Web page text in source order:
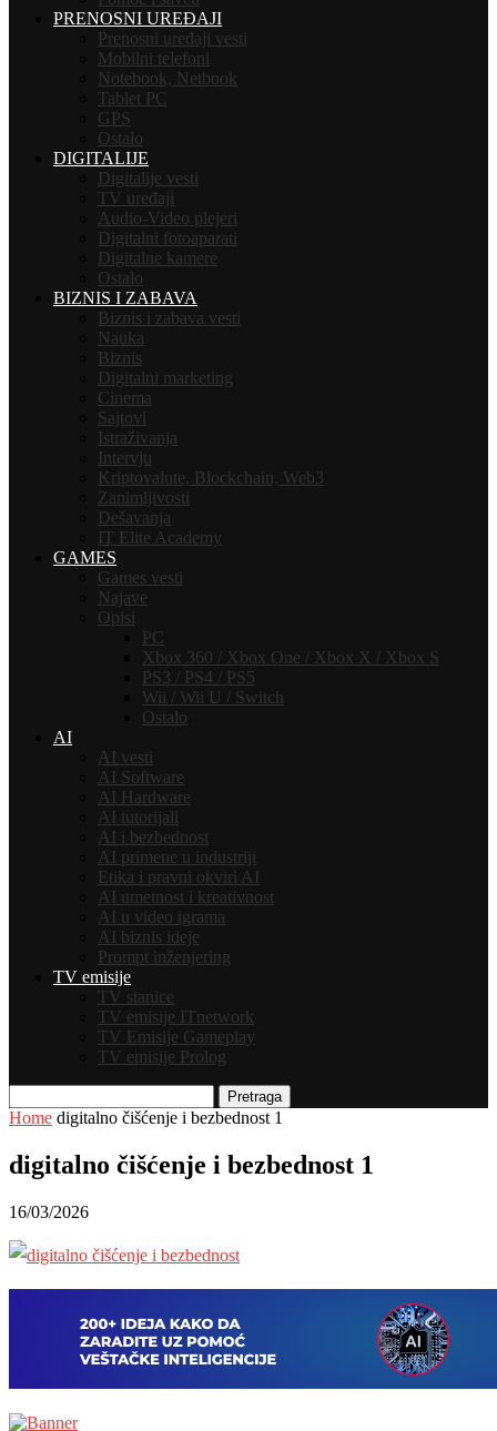
PRENOSNI UREĐAJI
Prenosni uređaji vesti
Mobilni telefoni
Notebook, Netbook
Tablet PC
GPS
Ostalo
DIGITALIJE
Digitalije vesti
TV uređaji
Audio-Video plejeri
Digitalni fotoaparati
Digitalne kamere
Ostalo
BIZNIS I ZABAVA
Biznis i zabava vesti
Nauka
Biznis
Digitalni marketing
Cinema
Sajtovi
Istraživanja
Intervju
Kriptovalute, Blockchain, Web3
Zanimljivosti
Dešavanja
IT Elite Academy
GAMES
Games vesti
Najave
Opisi
PC
Xbox 360 / Xbox One / Xbox X / Xbox S
PS3 / PS4 / PS5
Wii / Wii U / Switch
Ostalo
AI
AI vesti
AI Software
AI Hardware
AI tutorijali
AI i bezbednost
AI primene u industriji
Etika i pravni okviri AI
AI umetnost i kreativnost
AI u video igrama
AI biznis ideje
Prompt inženjering
TV emisije
TV stanice
TV emisije ITnetwork
TV Emisije Gameplay
TV emisije Prolog
Pretraga
Home digitalno čišćenje i bezbednost 1
digitalno čišćenje i bezbednost 1
16/03/2026